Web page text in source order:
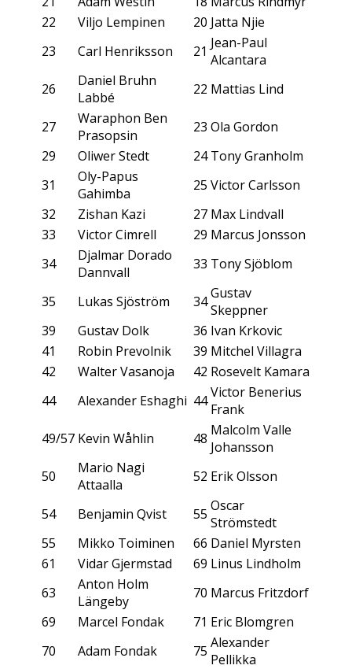
22
Viljo Lempinen 20 Jatta Njie
23
Carl Henriksson 21 Jean-Paul
Alcantara
26
Daniel Bruhn
Labbé
22 Mattias Lind
27
Waraphon Ben
Prasopsin
23 Ola Gordon
29
Oliwer Stedt 24 Tony Granholm
31
Oly-Papus
Gahimba
25 Victor Carlsson
32
Zishan Kazi 27 Max Lindvall
33
Victor Cimrell 29 Marcus Jonsson
34
Djalmar Dorado
Dannvall
33 Tony Sjöblom
35 Lukas Sjöström 34Gustav
Skeppner
39
Gustav Dolk 36 Ivan Krkovic
41
Robin Prevolnik 39 Mitchel Villagra
42
Walter Vasanoja 42 Rosevelt Kamara
44
Alexander Eshaghi 44Victor Benerius
Frank
49/57 Kevin Wåhlin 48 Malcolm Valle
Johansson
50
Mario Nagi
Attaalla
52 Erik Olsson
54 Benjamin Qvist 55 Oscar
Strömstedt
55
Mikko Toiminen 66 Daniel Myrsten
61
Vidar Gjermstad 69 Linus Lindholm
63
Anton Holm
Längeby
70 Marcus Fritzdorf
69
Marcel Fondak 71 Eric Blomgren
70
Adam Fondak 75 Alexander
Pellikka